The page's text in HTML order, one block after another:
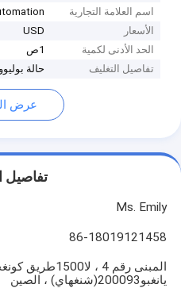
اسم العلامة التجارية
الأسعار
USD
الحد الأدنى لكمية
1ص
تفاصيل التغليف
حالة
عرض
تفاصيل
Ms. Emily
86-18019121458
المبنى رقم 4 ،
يانغبو200093(شنغهاي) ، الصين